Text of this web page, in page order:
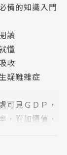
備的知識入門
讀
懂
收
疑難雜症
可見ＧＤＰ，
，附加價值，
你是否真的了